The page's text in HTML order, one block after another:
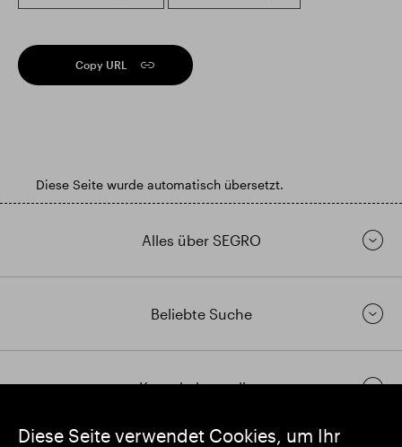
Diese Seite verwendet Cookies, um Ihr
Copy URL
Diese Seite wurde automatisch übersetzt.
Alles über SEGRO
Beliebte Suche
Kontakt herstellen